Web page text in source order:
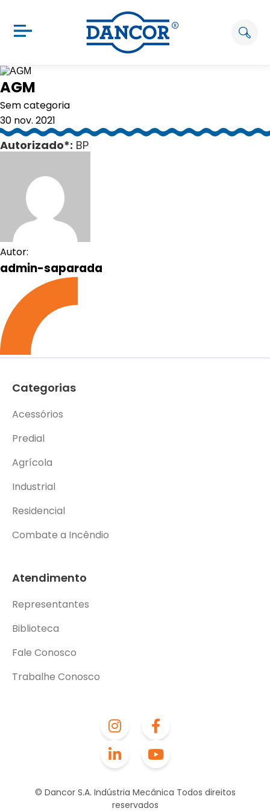
AGM
Sem categoria
30 nov. 2021
Autorizado*: BP
Autor:
admin-saparada
© Dancor S.A. Indústria Mecânica Todos direitos
reservados
Categorias
Acessórios
Predial
Agrícola
Industrial
Residencial
Combate a Incêndio
Atendimento
Representantes
Biblioteca
Fale Conosco
Trabalhe Conosco